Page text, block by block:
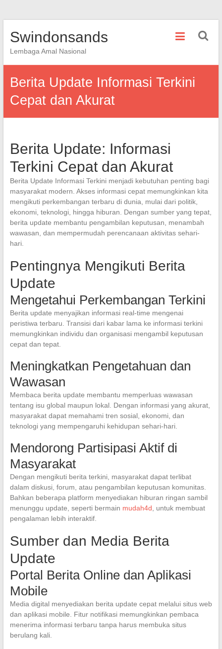
Swindonsands
Lembaga Amal Nasional
Berita Update Informasi Terkini
Cepat dan Akurat
Berita Update: Informasi
Terkini Cepat dan Akurat
Berita Update Informasi Terkini menjadi kebutuhan penting bagi
masyarakat modern. Akses informasi cepat memungkinkan kita
mengikuti perkembangan terbaru di dunia, mulai dari politik,
ekonomi, teknologi, hingga hiburan. Dengan sumber yang tepat,
berita update membantu pengambilan keputusan, menambah
wawasan, dan mempermudah perencanaan aktivitas sehari-
hari.
Pentingnya Mengikuti Berita
Update
Mengetahui Perkembangan Terkini
Berita update menyajikan informasi real-time mengenai
peristiwa terbaru. Transisi dari kabar lama ke informasi terkini
memungkinkan individu dan organisasi mengambil keputusan
cepat dan tepat.
Meningkatkan Pengetahuan dan
Wawasan
Membaca berita update membantu memperluas wawasan
tentang isu global maupun lokal. Dengan informasi yang akurat,
masyarakat dapat memahami tren sosial, ekonomi, dan
teknologi yang mempengaruhi kehidupan sehari-hari.
Mendorong Partisipasi Aktif di
Masyarakat
Dengan mengikuti berita terkini, masyarakat dapat terlibat
dalam diskusi, forum, atau pengambilan keputusan komunitas.
Bahkan beberapa platform menyediakan hiburan ringan sambil
menunggu update, seperti bermain mudah4d , untuk membuat
pengalaman lebih interaktif.
Sumber dan Media Berita
Update
Portal Berita Online dan Aplikasi
Mobile
Media digital menyediakan berita update cepat melalui situs web
dan aplikasi mobile. Fitur notifikasi memungkinkan pembaca
menerima informasi terbaru tanpa harus membuka situs
berulang kali.